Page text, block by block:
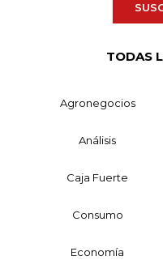
TODAS
Agronegocios
Análisis
Caja Fuerte
Consumo
Economía